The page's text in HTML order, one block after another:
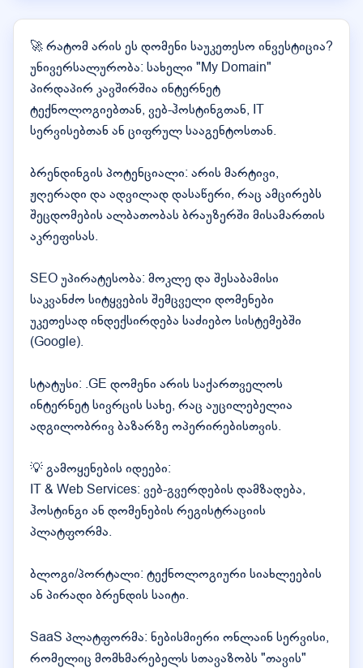
🚀 რატომ არის ეს დომენი საუკეთესო ინვესტიცია?
უნივერსალურობა: სახელი "My Domain"
პირდაპირ კავშირშია ინტერნეტ
ტექნოლოგიებთან, ვებ-ჰოსტინგთან, IT
სერვისებთან ან ციფრულ სააგენტოსთან.
ბრენდინგის პოტენციალი: არის მარტივი,
ჟღერადი და ადვილად დასაწერი, რაც ამცირებს
შეცდომების ალბათობას ბრაუზერში მისამართის
აკრეფისას.
SEO უპირატესობა: მოკლე და შესაბამისი
საკვანძო სიტყვების შემცველი დომენები
უკეთესად ინდექსირდება საძიებო სისტემებში
(Google).
სტატუსი: .GE დომენი არის საქართველოს
ინტერნეტ სივრცის სახე, რაც აუცილებელია
ადგილობრივ ბაზარზე ოპერირებისთვის.
💡 გამოყენების იდეები:
IT & Web Services: ვებ-გვერდების დამზადება,
ჰოსტინგი ან დომენების რეგისტრაციის
პლატფორმა.
ბლოგი/პორტალი: ტექნოლოგიური სიახლეების
ან პირადი ბრენდის საიტი.
SaaS პლატფორმა: ნებისმიერი ონლაინ სერვისი,
რომელიც მომხმარებელს სთავაზობს "თავის"